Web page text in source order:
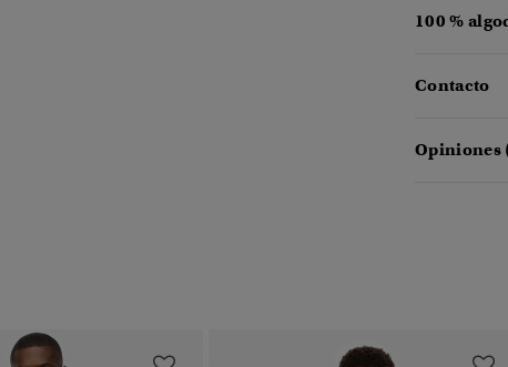
100 %
Contacto
Opiniones